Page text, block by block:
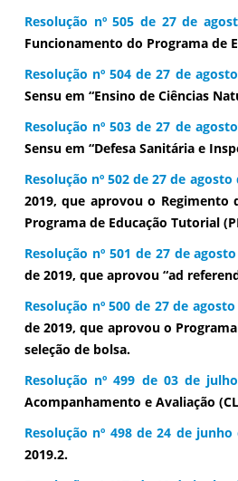
Resolução nº 505 de 27 de
Funcionamento do Programa de
Resolução nº 504 de 27 de
Sensu em “Ensino de Ciências
Resolução nº 503 de 27 de
Sensu em “Defesa Sanitária e
Resolução nº 502 de 27 de agosto
2019, que aprovou o Regimento
Programa de Educação Tutorial
Resolução nº 501 de 27 de
de 2019, que aprovou “ad
Resolução nº 500 de 27 de
de 2019, que aprovou o
seleção de bolsa.
Resolução nº 499 de 03 de
Acompanhamento e Avaliação
Resolução nº 498 de 24 de
2019.2.